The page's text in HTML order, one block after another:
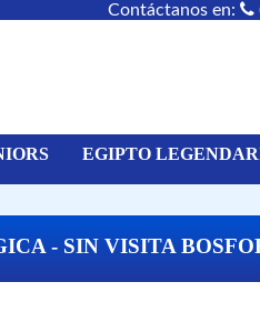
Contáctanos en:
EGIPTO
- SIN VISITA